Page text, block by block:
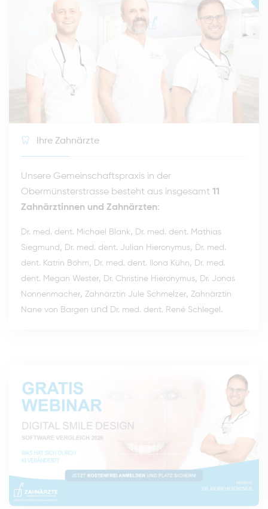
Ihre Zahnärzte
Unsere Gemeinschaftspraxis in der
Obermünsterstrasse besteht aus insgesamt 11
Zahnärztinnen und Zahnärzten:
Dr. med. dent. Michael Blank, Dr. med. dent. Mathias
Siegmund , Dr. med. dent. Julian Hieronymus, Dr. med.
dent. Katrin Böhm, Dr. med. dent. Ilona Kühn, Dr. med.
dent. Megan Wester, Dr. Christine Hieronymus, Dr. Jonas
Nonnenmacher, Zahnärztin Jule Schmelzer, Zahnärztin
Nane von Bargen und Dr. med. dent. René Schlegel .